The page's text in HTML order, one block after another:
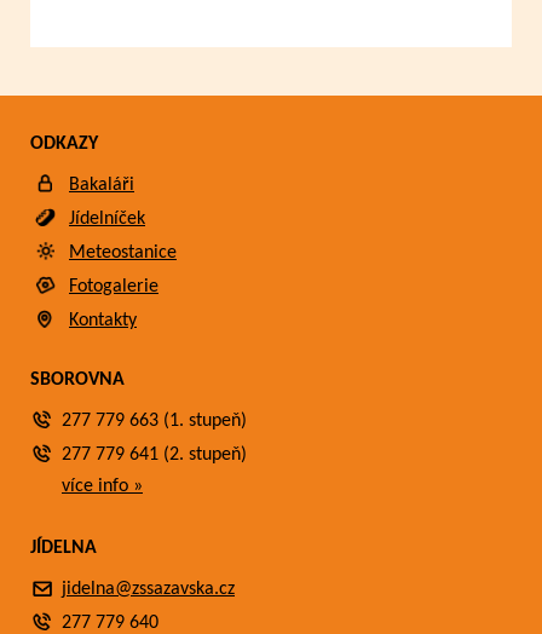
ODKAZY
Bakaláři
Jídelníček
Meteostanice
Fotogalerie
Kontakty
SBOROVNA
277 779 663 (1. stupeň)
277 779 641 (2. stupeň)
více info »
JÍDELNA
jidelna@zssazavska.cz
277 779 640